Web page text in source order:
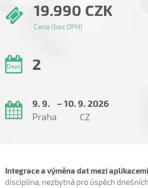
19.990 CZK
Cena (bez DPH)
Days 2
9. 9. – 10. 9. 2026
Praha CZ
Integrace a výměna dat mezi aplikacemi
disciplína, nezbytná pro úspěch